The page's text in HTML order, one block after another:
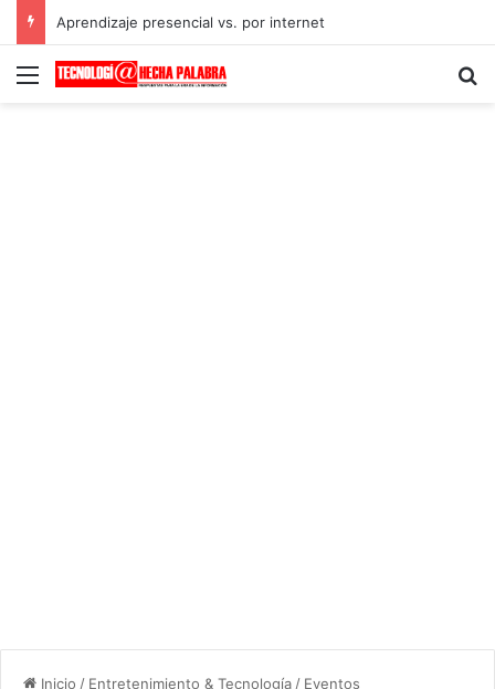
Aprendizaje presencial vs. por internet
Menú
Inicio / Entretenimiento & Tecnología / Eventos